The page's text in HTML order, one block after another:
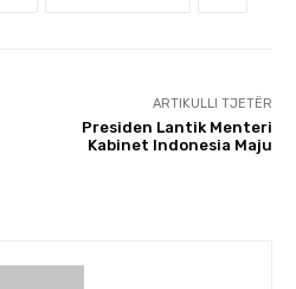
ARTIKULLI TJETËR
Presiden Lantik Menteri
Kabinet Indonesia Maju